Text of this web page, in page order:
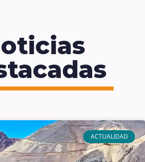
ACTUALIDAD